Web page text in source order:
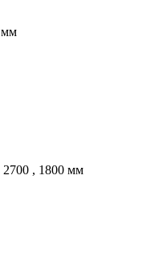
мм
2700 , 1800 мм